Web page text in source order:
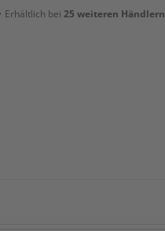
Erhältlich bei 25 weiteren Händlern